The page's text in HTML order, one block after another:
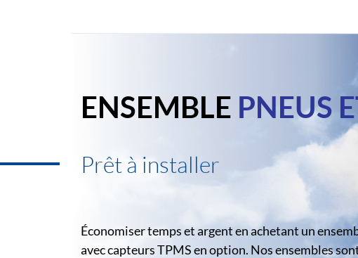
ENSEMBLE PNEUS
Prêt à installer
Économiser temps et argent en achetant un
avec capteurs TPMS en option. Nos ensembles